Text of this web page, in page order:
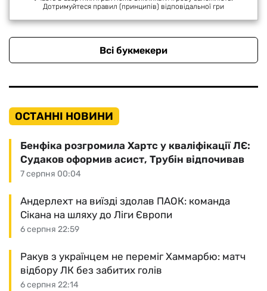
Дотримуйтеся правил (принципів) відповідальної гри
Всі букмекери
ОСТАННІ НОВИНИ
7 серпня 00:04
Бенфіка розгромила Хартс у кваліфікації ЛЄ:
Судаков оформив асист, Трубін відпочивав
6 серпня 22:59
Андерлехт на виїзді здолав ПАОК: команда
Сікана на шляху до Ліги Європи
6 серпня 22:14
Ракув з українцем не переміг Хаммарбю: матч
відбору ЛК без забитих голів